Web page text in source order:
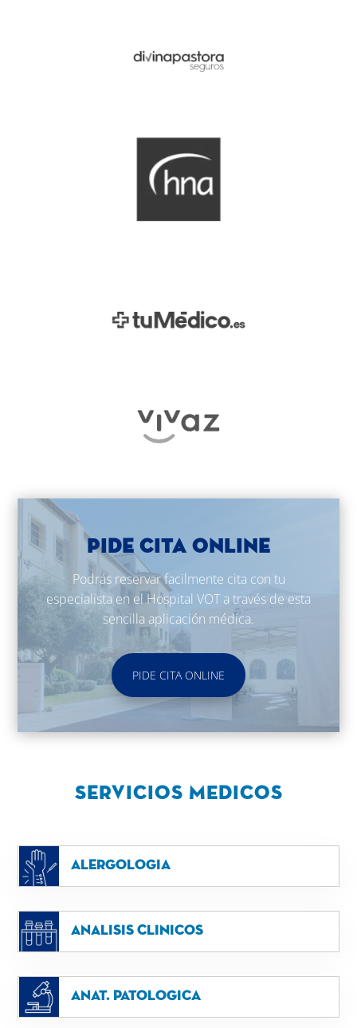
Pide cita online
Podrás reservar facilmente cita con tu
especialista en el Hospital VOT a través de esta
sencilla aplicación médica.
PIDE CITA ONLINE
Servicios MEdicos
Alergologia
Analisis Clinicos
Anat. patologica